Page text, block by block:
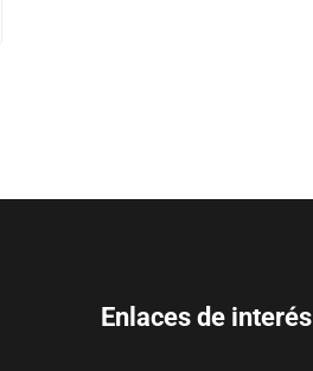
Enlaces de interés